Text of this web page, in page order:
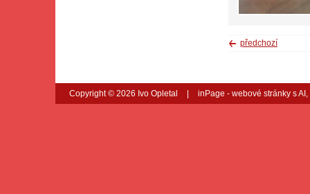
předchozí
Copyright © 2026 Ivo Opletal | inPage - webové stránky s AI,